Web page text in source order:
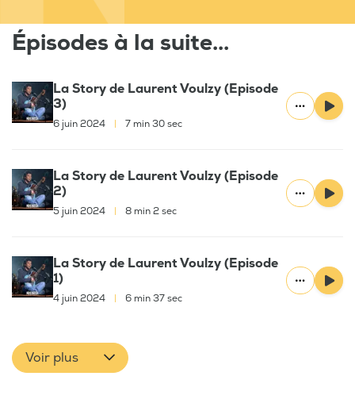
Épisodes à la suite...
La Story de Laurent Voulzy (Episode
3)
6 juin 2024 7 min 30 sec
La Story de Laurent Voulzy (Episode
2)
5 juin 2024 8 min 2 sec
La Story de Laurent Voulzy (Episode
1)
4 juin 2024 6 min 37 sec
Voir plus